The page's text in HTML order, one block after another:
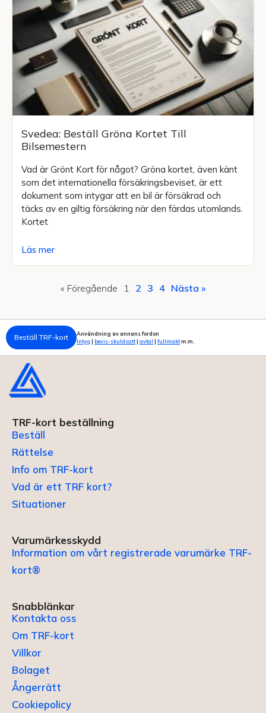
Svedea: Beställ Gröna Kortet Till
Bilsemestern
Vad är Grönt Kort för något? Gröna kortet, även känt
som det internationella försäkringsbeviset, är ett
dokument som intygar att en bil är försäkrad och
täcks av en giltig försäkring när den färdas utomlands.
Kortet
Läs mer
« Föregående 1 2 3 4 Nästa »
Beställ TRF-kort
Användning av annans fordon
Intyg | bevis-skuldsatt| avtal | fullmaktm.m.
TRF-kort beställning
Beställ
Rättelse
Info om TRF-kort
Vad är ett TRF kort?
Situationer
Varumärkesskydd
Information om vårt registrerade varumärke TRF-
kort®
Snabblänkar
Kontakta oss
Om TRF-kort
Villkor
Bolaget
Ångerrätt
Cookiepolicy